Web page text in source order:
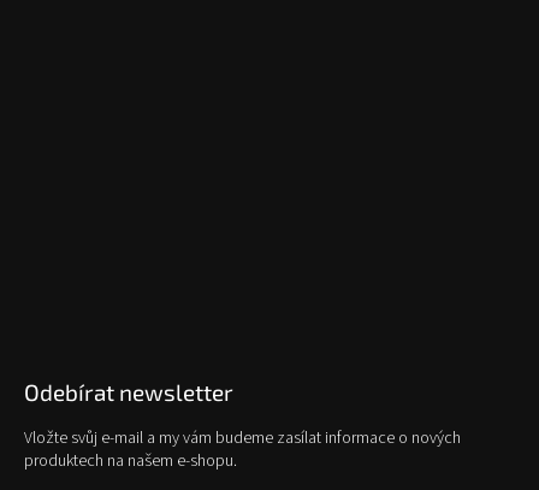
Odebírat newsletter
Vložte svůj e-mail a my vám budeme zasílat informace o nových
produktech na našem e-shopu.